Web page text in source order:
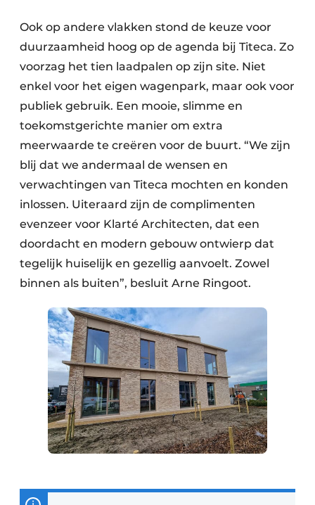
Ook op andere vlakken stond de keuze voor
duurzaamheid hoog op de agenda bij Titeca. Zo
voorzag het tien laadpalen op zijn site. Niet
enkel voor het eigen wagenpark, maar ook voor
publiek gebruik. Een mooie, slimme en
toekomstgerichte manier om extra
meerwaarde te creëren voor de buurt. “We zijn
blij dat we andermaal de wensen en
verwachtingen van Titeca mochten en konden
inlossen. Uiteraard zijn de complimenten
evenzeer voor Klarté Architecten, dat een
doordacht en modern gebouw ontwierp dat
tegelijk huiselijk en gezellig aanvoelt. Zowel
binnen als buiten”, besluit Arne Ringoot.